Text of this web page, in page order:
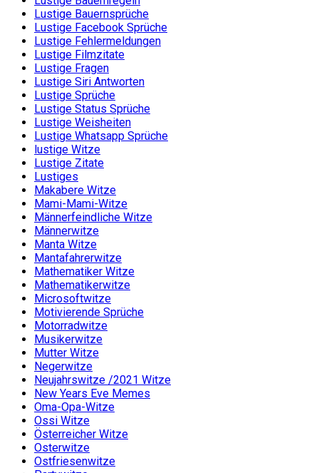
Lustige Bauernsprüche
Lustige Facebook Sprüche
Lustige Fehlermeldungen
Lustige Filmzitate
Lustige Fragen
Lustige Siri Antworten
Lustige Sprüche
Lustige Status Sprüche
Lustige Weisheiten
Lustige Whatsapp Sprüche
lustige Witze
Lustige Zitate
Lustiges
Makabere Witze
Mami-Mami-Witze
Männerfeindliche Witze
Männerwitze
Manta Witze
Mantafahrerwitze
Mathematiker Witze
Mathematikerwitze
Microsoftwitze
Motivierende Sprüche
Motorradwitze
Musikerwitze
Mutter Witze
Negerwitze
Neujahrswitze /2021 Witze
New Years Eve Memes
Oma-Opa-Witze
Ossi Witze
Österreicher Witze
Osterwitze
Ostfriesenwitze